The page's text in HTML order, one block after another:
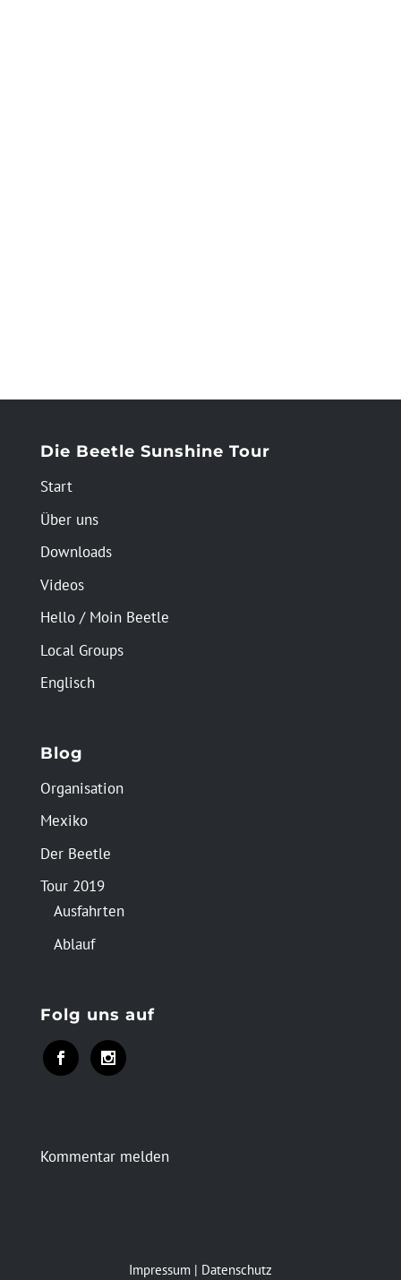
Die Beetle Sunshine Tour
Start
Über uns
Downloads
Videos
Hello / Moin Beetle
Local Groups
Englisch
Blog
Organisation
Mexiko
Der Beetle
Tour 2019
Ausfahrten
Ablauf
Folg uns auf
Kommentar melden
Impressum| Datenschutz